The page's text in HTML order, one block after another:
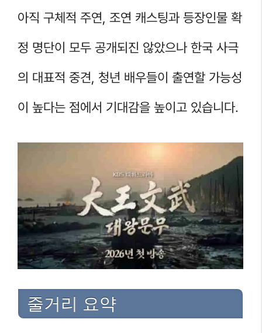
아직 구체적 주연, 조연 캐스팅과 등장인물 확
정 명단이 모두 공개되진 않았으나 한국 사극
의 대표적 중견, 청년 배우들이 출연할 가능성
이 높다는 점에서 기대감을 높이고 있습니다.
줄거리 요약